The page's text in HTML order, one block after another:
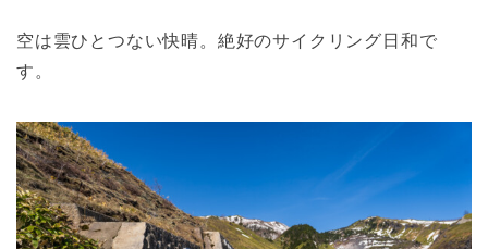
空は雲ひとつない快晴。絶好のサイクリング日和で
す。